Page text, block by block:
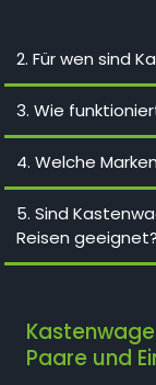
2. Für wen sind
3. Wie
4. Welche
5. Sind
Reisen geeignet?
Paare und